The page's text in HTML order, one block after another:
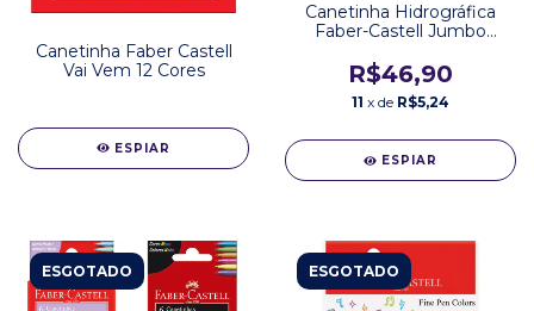
Canetinha Faber Castell
Vai Vem 12 Cores
ESPIAR
Canetinha Hidrográfica
Faber-Castell Jumbo
R$46,90
11 x de R$5,24
ESPIAR
ESGOTADO ESGOTADO